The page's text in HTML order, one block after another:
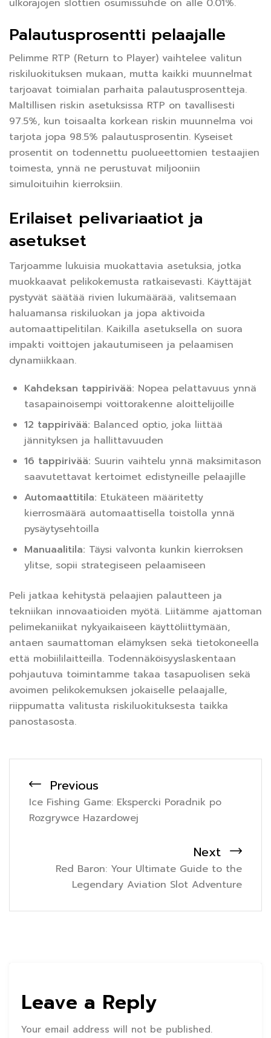
ulkorajojen slottien osumissuhde on alle 0.01%.
Palautusprosentti pelaajalle
Pelimme RTP (Return to Player) vaihtelee valitun
riskiluokituksen mukaan, mutta kaikki muunnelmat
tarjoavat toimialan parhaita palautusprosentteja.
Maltillisen riskin asetuksissa RTP on tavallisesti
97.5%, kun toisaalta korkean riskin muunnelma voi
tarjota jopa 98.5% palautusprosentin. Kyseiset
prosentit on todennettu puolueettomien testaajien
toimesta, ynnä ne perustuvat miljooniin
simuloituihin kierroksiin.
Erilaiset pelivariaatiot ja
asetukset
Tarjoamme lukuisia muokattavia asetuksia, jotka
muokkaavat pelikokemusta ratkaisevasti. Käyttäjät
pystyvät säätää rivien lukumäärää, valitsemaan
haluamansa riskiluokan ja jopa aktivoida
automaattipelitilan. Kaikilla asetuksella on suora
impakti voittojen jakautumiseen ja pelaamisen
dynamiikkaan.
Kahdeksan tappirivää: Nopea pelattavuus ynnä
tasapainoisempi voittorakenne aloittelijoille
12 tappirivää: Balanced optio, joka liittää
jännityksen ja hallittavuuden
16 tappirivää: Suurin vaihtelu ynnä maksimitason
saavutettavat kertoimet edistyneille pelaajille
Automaattitila: Etukäteen määritetty
kierrosmäärä automaattisella toistolla ynnä
pysäytysehtoilla
Manuaalitila: Täysi valvonta kunkin kierroksen
ylitse, sopii strategiseen pelaamiseen
Peli jatkaa kehitystä pelaajien palautteen ja
tekniikan innovaatioiden myötä. Liitämme ajattoman
pelimekaniikat nykyaikaiseen käyttöliittymään,
antaen saumattoman elämyksen sekä tietokoneella
että mobiililaitteilla. Todennäköisyyslaskentaan
pohjautuva toimintamme takaa tasapuolisen sekä
avoimen pelikokemuksen jokaiselle pelaajalle,
riippumatta valitusta riskiluokituksesta taikka
panostasosta.
Previous
Ice Fishing Game: Ekspercki Poradnik po
Rozgrywce Hazardowej
Next
Red Baron: Your Ultimate Guide to the
Legendary Aviation Slot Adventure
Leave a Reply
Your email address will not be published.